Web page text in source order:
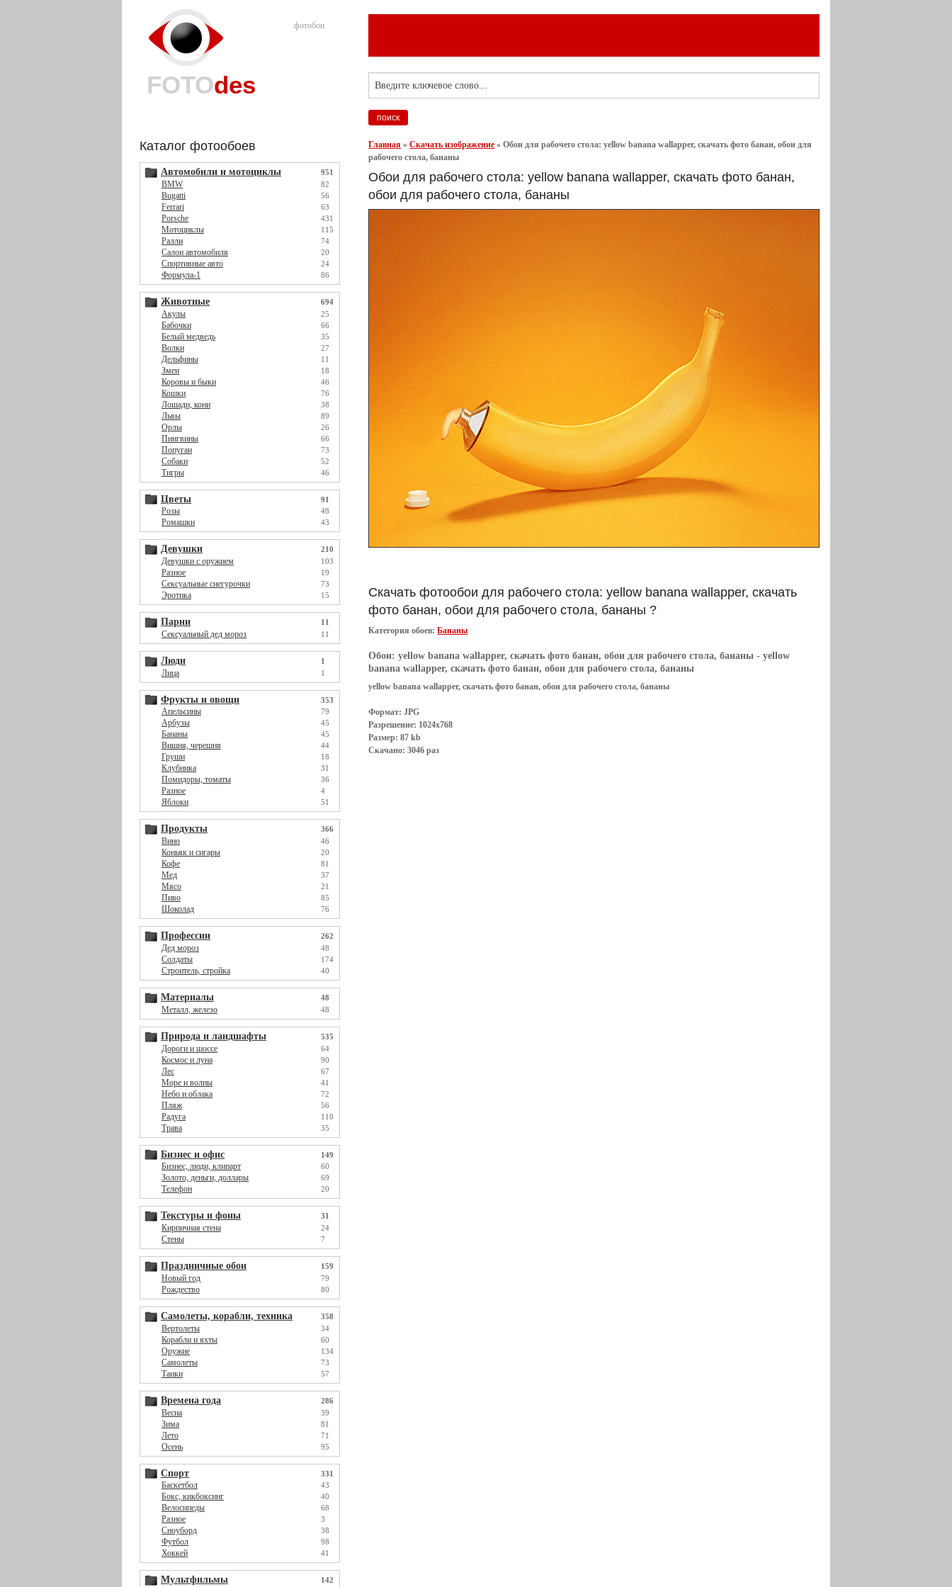
фотобои
FOTOdes
Каталог фотообоев
Автомобили и мотоциклы 951
BMW 82
Bugatti 56
Ferrari 63
Porsche 431
Мотоциклы 115
Ралли 74
Салон автомобиля 20
Спортивные авто 24
Формула-1 86
Животные 694
Акулы 25
Бабочки 66
Белый медведь 35
Волки 27
Дельфины 11
Змеи 18
Коровы и быки 46
Кошки 76
Лошади, кони 38
Львы 89
Орлы 26
Пингвины 66
Попугаи 73
Собаки 52
Тигры 46
Цветы 91
Розы 48
Ромашки 43
Девушки 210
Девушки с оружием 103
Разное 19
Сексуальные снегурочки 73
Эротика 15
Парни 11
Сексуальный дед мороз 11
Люди 1
Лица 1
Фрукты и овощи 353
Апельсины 79
Арбузы 45
Бананы 45
Вишня, черешня 44
Груши 18
Клубника 31
Помидоры, томаты 36
Разное 4
Яблоки 51
Продукты 366
Вино 46
Коньяк и сигары 20
Кофе 81
Мед 37
Мясо 21
Пиво 85
Шоколад 76
Профессии 262
Дед мороз 48
Солдаты 174
Строитель, стройка 40
Материалы 48
Металл, железо 48
Природа и ландшафты 535
Дороги и шоссе 64
Космос и луна 90
Лес 67
Море и волны 41
Небо и облака 72
Пляж 56
Радуга 110
Трава 35
Бизнес и офис 149
Бизнес, люди, клипарт 60
Золото, деньги, доллары 69
Телефон 20
Текстуры и фоны 31
Кирпичная стена 24
Стены 7
Праздничные обои 159
Новый год 79
Рождество 80
Самолеты, корабли, техника 358
Вертолеты 34
Корабли и яхты 60
Оружие 134
Самолеты 73
Танки 57
Времена года 286
Весна 39
Зима 81
Лето 71
Осень 95
Спорт 331
Баскетбол 43
Бокс, кикбоксинг 40
Велосипеды 68
Разное 3
Сноуборд 38
Футбол 98
Хоккей 41
Мультфильмы 142
Главная »Скачать изображение »Обои для рабочего стола: yellow banana wallapper, скачать фото банан, обои для
рабочего стола, бананы
Обои для рабочего стола: yellow banana wallapper, скачать фото банан,
обои для рабочего стола, бананы
Скачать фотообои для рабочего стола: yellow banana wallapper, скачать
фото банан, обои для рабочего стола, бананы ?
Категория обоев:Бананы
Обои:yellow banana wallapper, скачать фото банан, обои для рабочего стола, бананы - yellow
banana wallapper, скачать фото банан, обои для рабочего стола, бананы
yellow banana wallapper, скачать фото банан, обои для рабочего стола, бананы
Формат: JPG
Разрешение: 1024x768
Размер: 87 kb
Скачано: 3046 раз